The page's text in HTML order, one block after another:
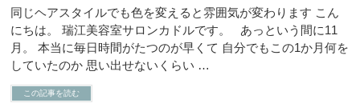
同じヘアスタイルでも色を変えると雰囲気が変わります こん
にちは。 瑞江美容室サロンカドルです。 あっという間に11
月。 本当に毎日時間がたつのが早くて 自分でもこの1か月何を
していたのか 思い出せないくらい …
この記事を読む